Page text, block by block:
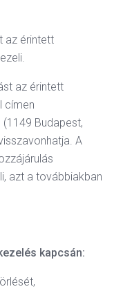
az érintett
az érintett
címen
Budapest,
A
azt a továbbiakban
kapcsán: